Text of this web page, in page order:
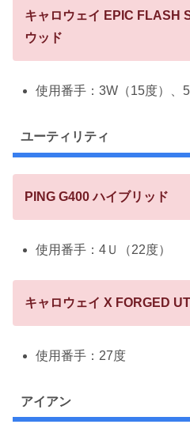
キャロウェイ EPIC FLASH
ウッド
使用番手：3W（15度）、
ユーティリティ
PING G400 ハイブリッド
使用番手：4Ｕ（22度）
キャロウェイ X FORGED
使用番手：27度
アイアン